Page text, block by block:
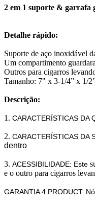
2 em 1 suporte & garrafa
Detalhe rápido:
Suporte de aço inoxidável
Um compartimento
Outros para cigarros
Tamanho: 7" x 3-1/4” x 1/
Descrição:
1. CARACTERÍSTICAS
2. CARACTERÍSTICAS DA
dentro
3. ACESSIBILIDADE: Este
e o outro para cigarros
GARANTIA 4.PRODUCT: